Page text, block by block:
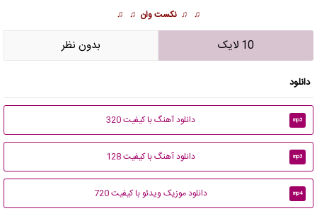
♫ ♫ نکست وان ♫ ♫
10 لایک بدون نظر
دانلود
mp3 دانلود آهنگ با کیفیت 320
mp3 دانلود آهنگ با کیفیت 128
mp4 دانلود موزیک ویدئو با کیفیت 720